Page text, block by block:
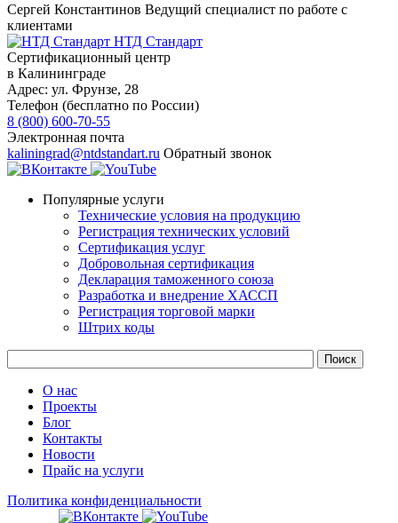
Сергей Константинов Ведущий специалист по работе с
клиентами
НТД Стандарт
Сертификационный центр
в Калининграде
Адрес: ул. Фрунзе, 28
Телефон (бесплатно по России)
8 (800) 600-70-55
Электронная почта
kaliningrad@ntdstandart.ru Обратный звонок
Популярные услуги
Технические условия на продукцию
Регистрация технических условий
Сертификация услуг
Добровольная сертификация
Декларация таможенного союза
Разработка и внедрение ХАССП
Регистрация торговой марки
Штрих коды
О нас
Проекты
Блог
Контакты
Новости
Прайс на услуги
Политика конфиденциальности